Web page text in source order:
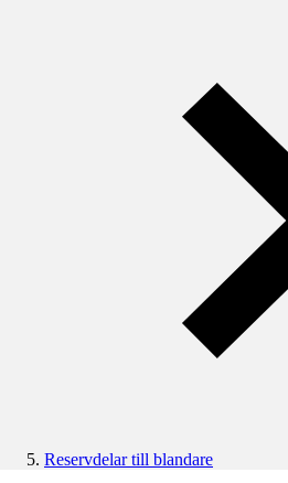
Reservdelar till blandare